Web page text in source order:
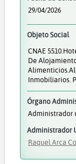
29/04/2026
Objeto Social
CNAE
De
Inmobiliarios.
Órgano
Administrador
Administrador
Raquel Arca